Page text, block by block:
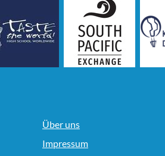
Über uns
Impressum